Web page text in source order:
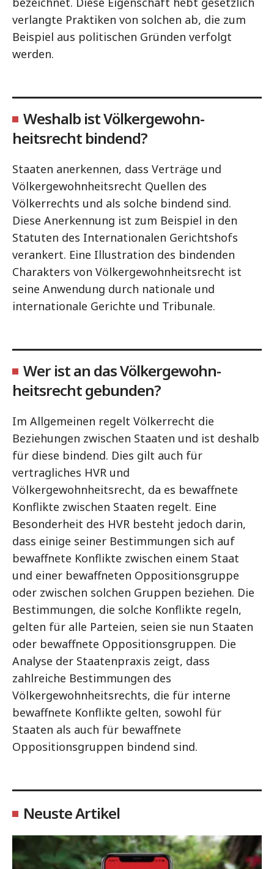
verlangte Praktiken von solchen ab, die zum
Beispiel aus politischen Gründen verfolgt
werden.
Weshalb ist Völkergewohn-
heitsrecht bindend?
Staaten anerkennen, dass Verträge und
Völkergewohnheitsrecht Quellen des
Völkerrechts und als solche bindend sind.
Diese Anerkennung ist zum Beispiel in den
Statuten des Internationalen Gerichtshofs
verankert. Eine Illustration des bindenden
Charakters von Völkergewohnheitsrecht ist
seine Anwendung durch nationale und
internationale Gerichte und Tribunale.
Wer ist an das Völkergewohn-
heitsrecht gebunden?
Im Allgemeinen regelt Völkerrecht die
Beziehungen zwischen Staaten und ist deshalb
für diese bindend. Dies gilt auch für
vertragliches HVR und
Völkergewohnheitsrecht, da es bewaffnete
Konflikte zwischen Staaten regelt. Eine
Besonderheit des HVR besteht jedoch darin,
dass einige seiner Bestimmungen sich auf
bewaffnete Konflikte zwischen einem Staat
und einer bewaffneten Oppositionsgruppe
oder zwischen solchen Gruppen beziehen. Die
Bestimmungen, die solche Konflikte regeln,
gelten für alle Parteien, seien sie nun Staaten
oder bewaffnete Oppositionsgruppen. Die
Analyse der Staatenpraxis zeigt, dass
zahlreiche Bestimmungen des
Völkergewohnheitsrechts, die für interne
bewaffnete Konflikte gelten, sowohl für
Staaten als auch für bewaffnete
Oppositionsgruppen bindend sind.
Neuste Artikel